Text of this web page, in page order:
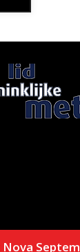
Nova Septem